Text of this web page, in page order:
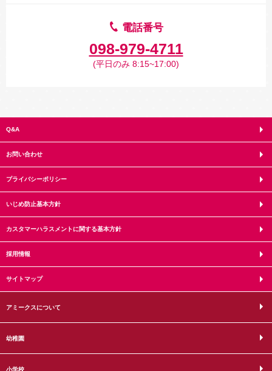
電話番号
098-979-4711
(平日のみ 8:15~17:00)
Q&A
お問い合わせ
プライバシーポリシー
いじめ防止基本方針
カスタマーハラスメントに関する基本方針
採用情報
サイトマップ
アミークスについて
幼稚園
小学校